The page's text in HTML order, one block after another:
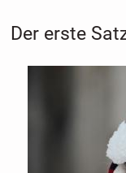
Der erste